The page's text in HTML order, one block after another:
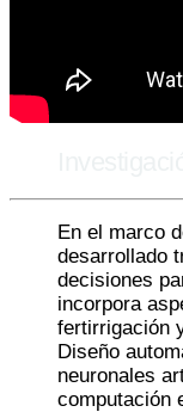
En el marco
desarrollado
decisiones
incorpora
fertirrigación
Diseño
neuronales
computación